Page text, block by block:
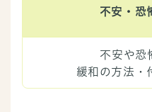
不安・恐
不安や恐
緩和の方法・